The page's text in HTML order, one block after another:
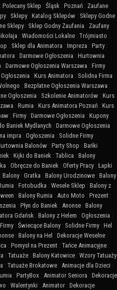
: Polecany Sklep : Śląsk : Poznań : Zaufane
: Sklepy : Katalog Sklepów : Sklepy Godne
Sklepy : Sklep Godny Zaufania : Zaufany
: Wiadomości Lokalne : Trójmiasto :
: Sklep dla Animatora : Impreza : Party :
: Darmowe Ogłoszenia : Hurtownia
: Darmowe Ogłoszenia Warszawa : Firmy
Ogłoszenia : Kurs Animatora : Solidna Firma :
: Bezpłatne Ogłoszenia Warszawa :
Ogłoszenia : Szkolenie Animatorów : Kurs
: Rumia : Kurs Animatora Poznań : Kurs
: Firmy : Darmowe Ogłoszenia : Kupony
Baniek Mydlanych : Darmowe Ogłoszenia
impra : Ogłoszenia : Solidne Firmy :
Balonów : Party Shop : Bańki
: Kijki do Baniek : Tablica : Balony
: Obręcze do Baniek : Oferty Pracy : Łapki
: Balony : Gratka : Balony Urodzinowe : Balony
: Fotobudka : Wesele Sklep : Balony z
: Balony Rumia : Auto Moto : Prezent :
: Płyn do Baniek : Anonse : Balony
Gdańsk : Balony z Helem : Ogłoszenia :
Firmy : Świecące Balony : Solidne Firmy : Hel
: Balony na Hel : Dekoracje Weselne :
: Pomysł na Prezent : Tańce Animacyjne :
: Tatuaże : Balony Katowice : Wzory Tatuaży
: Tatuaże Brokatowe : Animacje dla Dzieci :
: PartyBox : Animator Seniora : Dekoracje
: Walentynki : Animator : Dekoracje